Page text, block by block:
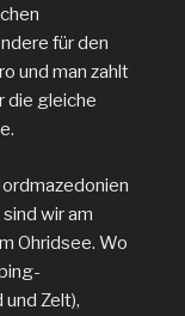
für den
und man zahlt
die gleiche
wir am
Ohridsee. Wo
Zelt),